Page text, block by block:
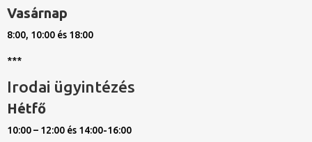
Vasárnap
8:00, 10:00 és 18:00
***
Irodai ügyintézés
Hétfő
10:00 – 12:00 és 14:00-16:00